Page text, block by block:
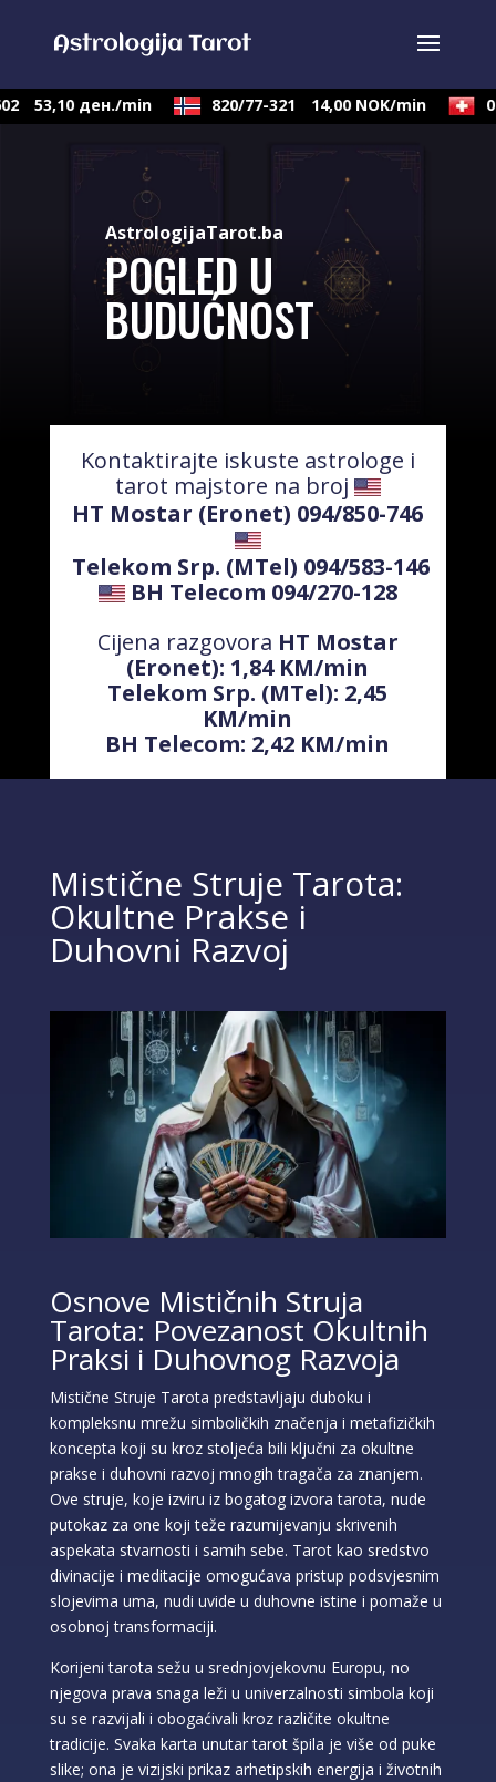
53,10 ден./min 820/77-321 14,00 NOK/min
AstrologijaTarot.ba
POGLED U
BUDUĆNOST
Kontaktirajte iskuste astrologe i
tarot majstore na broj
HT Mostar (Eronet) 094/850-746
Telekom Srp. (MTel) 094/583-146
BH Telecom 094/270-128
Cijena razgovora HT Mostar
(Eronet): 1,84 KM/min
Telekom Srp. (MTel): 2,45
KM/min
BH Telecom: 2,42 KM/min
Mistične Struje Tarota:
Okultne Prakse i
Duhovni Razvoj
Osnove Mističnih Struja
Tarota: Povezanost Okultnih
Praksi i Duhovnog Razvoja
Mistične Struje Tarota predstavljaju duboku i
kompleksnu mrežu simboličkih značenja i metafizičkih
koncepta koji su kroz stoljeća bili ključni za okultne
prakse i duhovni razvoj mnogih tragača za znanjem.
Ove struje, koje izviru iz bogatog izvora tarota, nude
putokaz za one koji teže razumijevanju skrivenih
aspekata stvarnosti i samih sebe. Tarot kao sredstvo
divinacije i meditacije omogućava pristup podsvjesnim
slojevima uma, nudi uvide u duhovne istine i pomaže u
osobnoj transformaciji.
Korijeni tarota sežu u srednjovjekovnu Europu, no
njegova prava snaga leži u univerzalnosti simbola koji
su se razvijali i obogaćivali kroz različite okultne
tradicije. Svaka karta unutar tarot špila je više od puke
slike; ona je vizijski prikaz arhetipskih energija i životnih